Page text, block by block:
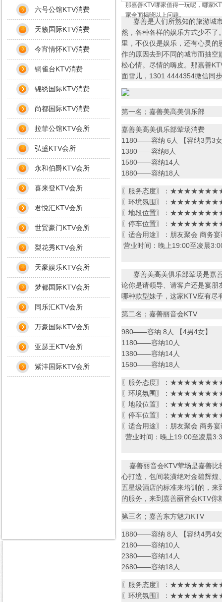
那嘉善KTV哪家值得一玩呢，哪家
家全面揭晓以上问题。
嘉善是人们所熟知的旅游城市
然，各种各样的娱乐方式少不了
里，不仅仅是娱乐，还有心灵
作的原因去到不同的城市而抽
松心情。尽情的嗨皮。那嘉善
面雪儿，1301 4444354微信同
第一名；嘉善美高美俱乐部
嘉善美高美俱乐部荤场消费
1180——容纳 6人 【容纳3男3
1380——容纳8人
1580——容纳14人
1880——容纳18人
〖服务态度〗：
〖环境氛围〗：
〖地段位置〗：
〖停车位置〗：
〖适合用途〗：朋友聚会 商务宴
营业时间：晚上19:00至凌晨
嘉善美高美俱乐部荤场是嘉善
论你是请领导、请客户还是宴
哪种款型妹子，这家KTV应有尽
第二名；嘉善丽音会KTV
980——容纳 8人 【4男4女】
1180——容纳10人
1380——容纳14人
1580——容纳18人
〖服务态度〗：
〖环境氛围〗：
〖地段位置〗：
〖停车位置〗：
〖适合用途〗：朋友聚会 商务宴
营业时间：晚上19:00至凌晨
嘉善丽音会KTV荤场是嘉善比
心打造，包间装潢绝对金碧辉
五星级酒店的标准来培训的，
的服务，来到嘉善丽音会KTV你
第三名；嘉善东方魅力KTV
1880——容纳 8人 【容纳4男4
2180——容纳10人
2380——容纳14人
2680——容纳18人
〖服务态度〗：
〖环境氛围〗：
六号公馆KTV消费
天籁国际KTV消费
今宵情怀KTV消费
铜雀台KTV消费
锦绣国际KTV消费
尚都国际KTV消费
拉菲公馆KTV会所
弘盛KTV会所
永和伯爵KTV会所
喜来登KTV会所
君悦汇KTV会所
世贸豪门KTV会所
梨花秀KTV会所
天豪娱乐KTV会所
梦都国际KTV会所
同乐汇KTV会所
万豪国际KTV会所
亚瑟王KTV会所
紫沣国际KTV会所